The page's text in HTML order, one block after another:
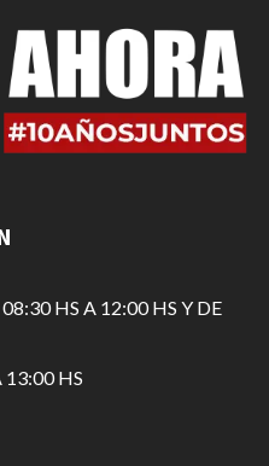
HS A 12:00 HS Y DE
13:00 HS